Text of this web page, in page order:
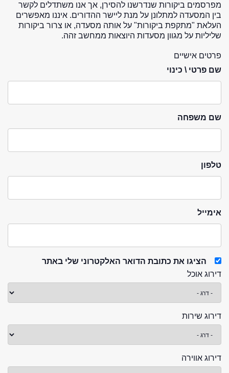
מפרסמים ביקורות שנדרשנו להסירן, אך אנו משתדלים לקשר
בין המסעדה למתלונן על מנת ליישר ההדורים. איננו מאפשרים
העלאת "מתקפת ביקורות" על אותה מסעדה, או צרור ביקורות
שליליות על מגוון מסעדות היוצאות ממחשב זהה.
פרטים אישיים
שם פרטי \ כינוי
שם משפחה
טלפון
אימייל
הציגו את כתובת הדואר האלקטרוני שלי באתר
דירוג אוכל
דירוג שירות
דירוג אווירה